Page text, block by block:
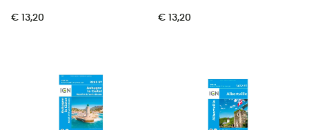
€ 13,20 € 13,20